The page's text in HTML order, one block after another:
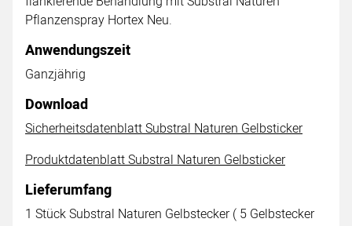
Pflanzenspray Hortex Neu.
Anwendungszeit
Ganzjährig
Download
Sicherheitsdatenblatt Substral Naturen Gelbsticker
Produktdatenblatt Substral Naturen Gelbsticker
Lieferumfang
1 Stück Substral Naturen Gelbstecker ( 5 Gelbstecker